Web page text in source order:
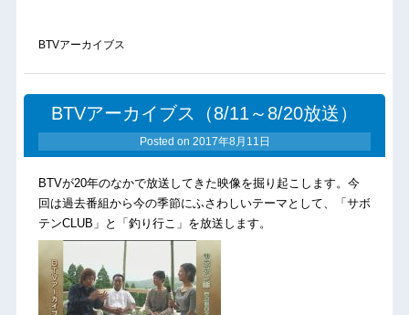
BTVアーカイブス
BTVアーカイブス（8/11～8/20放送）
Posted on 2017年8月11日
BTVが20年のなかで放送してきた映像を掘り起こします。今
回は過去番組から今の季節にふさわしいテーマとして、「サボ
テンCLUB」と「釣り行こ」を放送します。